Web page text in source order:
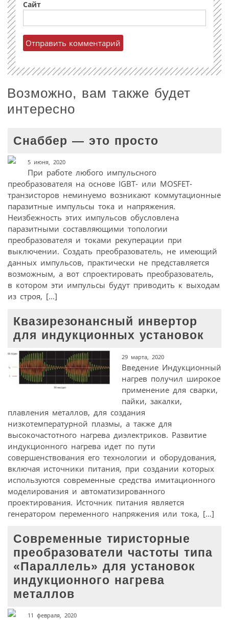
Сайт
Возможно, вам также будет
интересно
Снаббер — это просто
5 июня, 2020
При работе любого импульсного
преобразователя на основе IGBT- или MOSFET-
транзисторов неминуемо возникают коммутационные
паразитные импульсы тока и напряжения.
Неизбежность этих импульсов обусловлена
паразитными составляющими топологии
преобразователя и токами рекуперации при
выключении. Создать преобразователь, не имеющий
данных импульсов, практически не представляется
возможным, а вот спроектировать преобразователь,
в котором эти импульсы будут приводить к выходам
из строя, […]
Квазирезонансный инвертор
для индукционных установок
29 марта, 2020
Введение Индукционный
нагрев получил широкое
применение для сварки,
пайки, закалки,
плавления металлов, для создания
низкотемпературной плазмы, а также для
высокочастотного нагрева диэлектриков. Развитие
индукционного нагрева идет по пути
совершенствования его технологии и оборудования,
включая источники питания, при создании которых
используются современные средства имитационного
моделирования и автоматизированного
проектирования. Источник питания является
генератором переменного напряжения или тока, […]
Современные тиристорные
преобразователи частоты типа
«Параллель» для установок
индукционного нагрева
металлов
11 февраля, 2020